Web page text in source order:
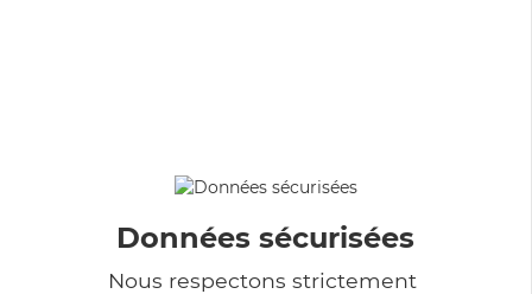
Données sécurisées
Nous respectons strictement